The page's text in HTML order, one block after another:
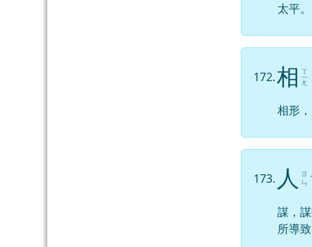
太平
172.相 ㄒ
ㄧ
ㄤ
相形
173. 人
ㄖ
ㄣ ˊ
謀，
所導